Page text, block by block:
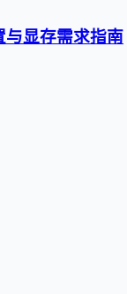
与显存需求指南